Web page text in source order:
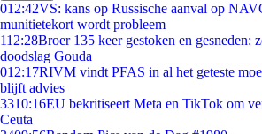
012:42VS: kans op Russische aanval op
munitietekort wordt probleem
112:28Broer 135 keer gestoken en gesneden:
doodslag Gouda
012:17RIVM vindt PFAS in al het geteste
blijft advies
3310:16EU bekritiseert Meta en TikTok om
Ceuta